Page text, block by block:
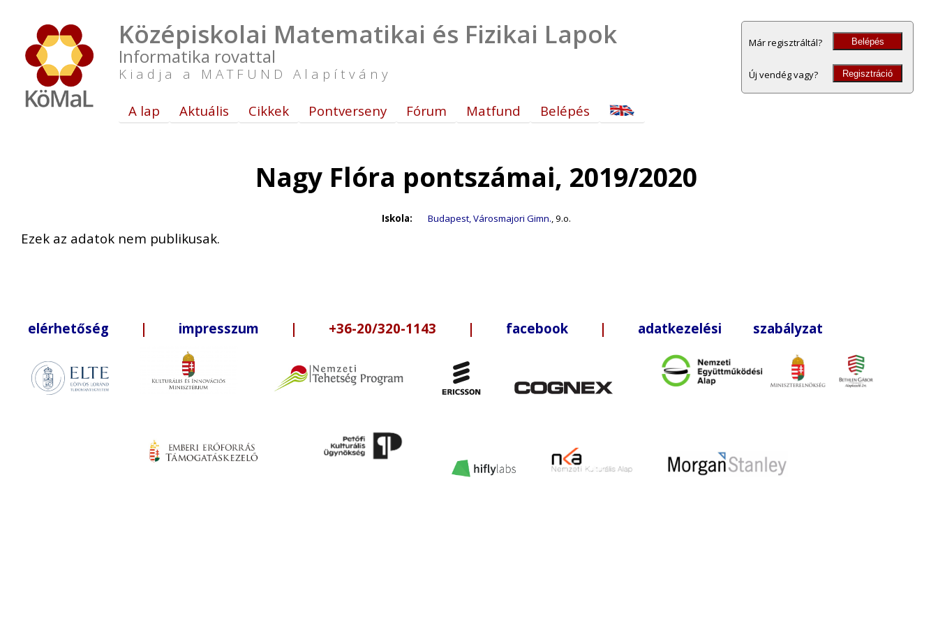
Középiskolai Matematikai és Fizikai Lapok
Informatika rovattal
Kiadja a MATFUND Alapítvány
Már regisztráltál? Belépés
Új vendég vagy? Regisztráció
A lap Aktuális Cikkek Pontverseny Fórum Matfund Belépés
Nagy Flóra pontszámai, 2019/2020
Iskola: Budapest, Városmajori Gimn., 9.o.
Ezek az adatok nem publikusak.
elérhetőség | impresszum | +36-20/320-1143 | facebook | adatkezelési szabályzat